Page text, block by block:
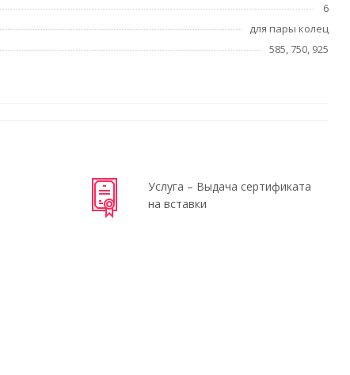
6
для пары колец
585, 750, 925
Услуга – Выдача сертификата
на вставки